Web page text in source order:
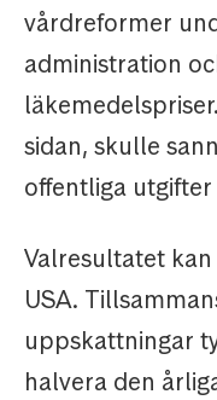
vårdreformer
administration
sidan, skulle
offentliga
Valresultatet
USA.
uppskattningar
halvera den